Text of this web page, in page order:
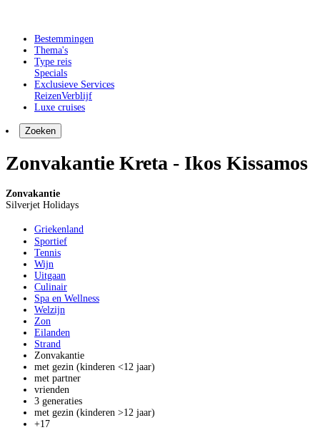
Bestemmingen
Thema's
Type reis
Specials
Exclusieve Services
ReizenVerblijf
Luxe cruises
Zoeken
Zonvakantie Kreta - Ikos Kissamos
Zonvakantie
Silverjet Holidays
Griekenland
Sportief
Tennis
Wijn
Uitgaan
Culinair
Spa en Wellness
Welzijn
Zon
Eilanden
Strand
Zonvakantie
met gezin (kinderen <12 jaar)
met partner
vrienden
3 generaties
met gezin (kinderen >12 jaar)
+17